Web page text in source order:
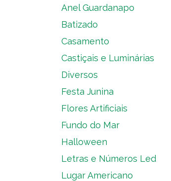
Anel Guardanapo
Batizado
Casamento
Castiçais e Luminárias
Diversos
Festa Junina
Flores Artificiais
Fundo do Mar
Halloween
Letras e Números Led
Lugar Americano